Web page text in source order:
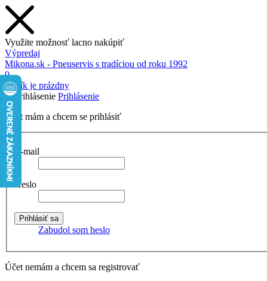
Využite možnosť lacno nakúpiť
Výpredaj
Mikona.sk - Pneuservis s tradíciou od roku 1992
0
Košík je prázdny
Prihlásenie
Účet mám a chcem se prihlásiť
E-mail
Heslo
Zabudol som heslo
Účet nemám a chcem sa registrovať